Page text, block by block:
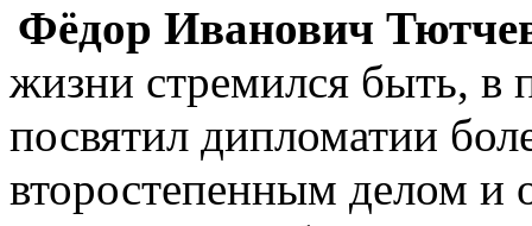
Фёдор Иванович
жизни стремился быть, в
посвятил дипломатии
второстепенным делом и